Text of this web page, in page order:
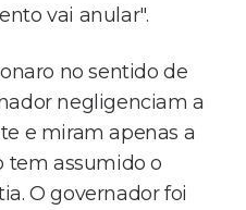
vai anular".
no sentido de
negligenciam a
e miram apenas a
tem assumido o
O governador foi